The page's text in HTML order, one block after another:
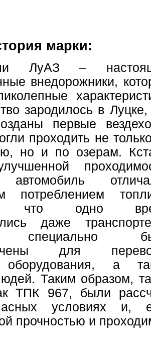
марки:
ЛуАЗ –
внедорожники,
зародилось в Луцке,
первые
проходить не
но и по озерам.
автомобиль
потреблением
что одно
даже
специально
для
оборудования, а
Таким образом,
ТПК 967, были
условиях и,
прочностью и